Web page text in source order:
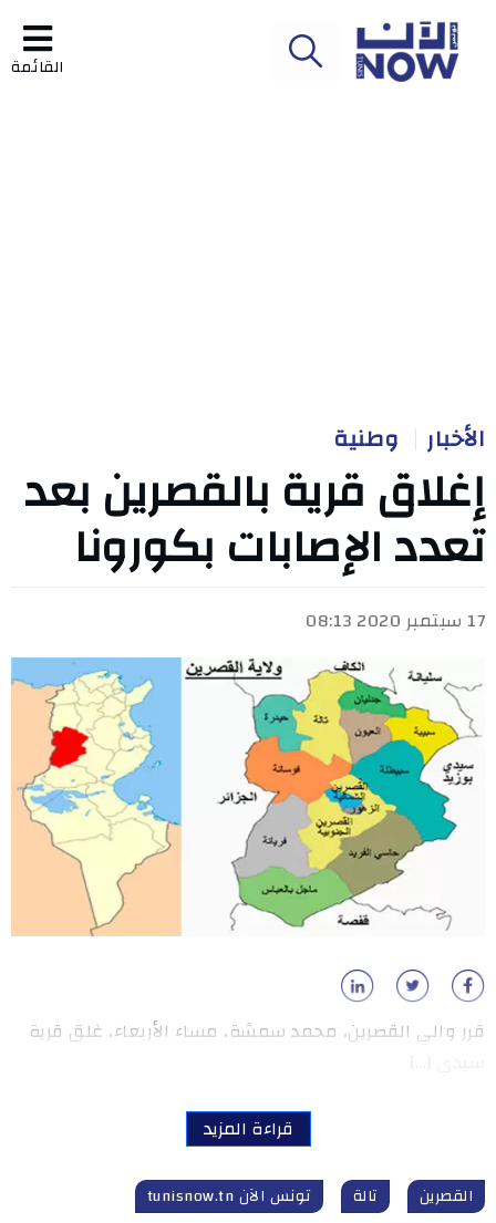
القائمة
الأخبار وطنية
إغلاق قرية بالقصرين بعد
تعدد الإصابات بكورونا
17 سبتمبر 2020 08:13
قرر والي القصرين، محمد سمشة، مساء الأربعاء، غلق قرية
قراءة المزيد
القصرين تالة
تونس الآن tunisnow.tn